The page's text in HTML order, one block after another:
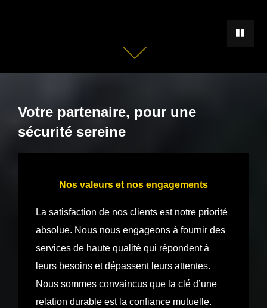
Descendre
au
Votre partenaire, pour une
sécurité sereine
Nos valeurs et nos engagements
La satisfaction de nos clients est notre priorité
absolue. Nous nous engageons à fournir des
services de haute qualité qui répondentà
leurs besoins et dépassent leurs attentes.
Nous sommes convaincus que la clé d’une
relation durable est la confiance mutuelle.